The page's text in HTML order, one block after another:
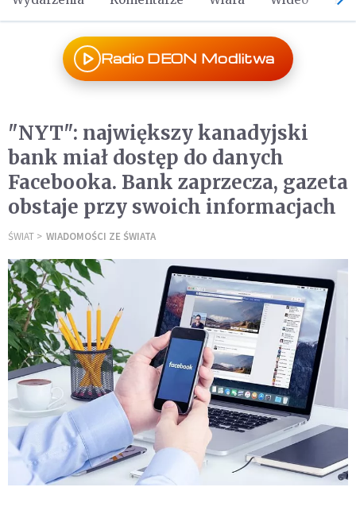
Radio DEON Modlitwa
"NYT": największy kanadyjski
bank miał dostęp do danych
Facebooka. Bank zaprzecza, gazeta
obstaje przy swoich informacjach
ŚWIAT WIADOMOŚCI ZE ŚWIATA